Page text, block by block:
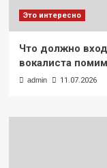
Это интересно
Что должно
вокалиста
admin 11.07.2026